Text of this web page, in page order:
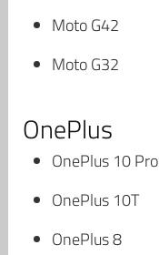
Moto G42
Moto G32
OnePlus
OnePlus 10 Pro
OnePlus 10T
OnePlus 8